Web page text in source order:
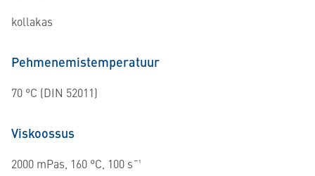
kollakas
Pehmenemistemperatuur
70 °C (DIN 52011)
Viskoossus
2000 mPas, 160 °C, 100 s¯¹